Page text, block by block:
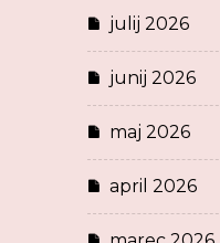
julij 2026
junij 2026
maj 2026
april 2026